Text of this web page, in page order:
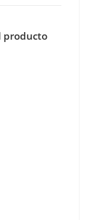
producto